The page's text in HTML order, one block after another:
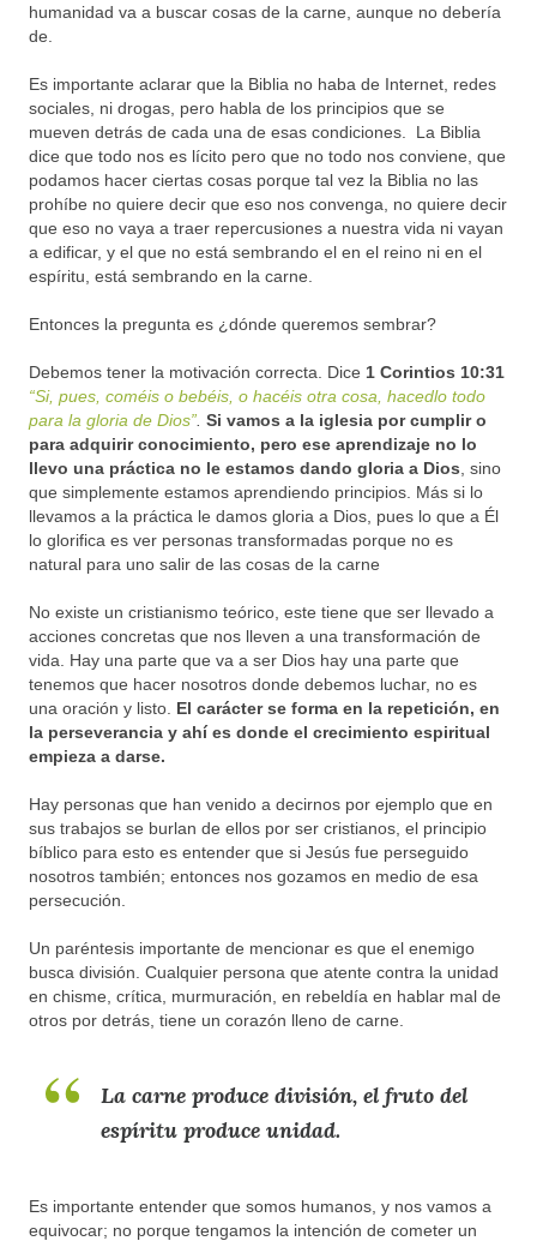
humanidad va a buscar cosas de la carne, aunque no debería
de.
Es importante aclarar que la Biblia no haba de Internet, redes
sociales, ni drogas, pero habla de los principios que se
mueven detrás de cada una de esas condiciones. La Biblia
dice que todo nos es lícito pero que no todo nos conviene, que
podamos hacer ciertas cosas porque tal vez la Biblia no las
prohíbe no quiere decir que eso nos convenga, no quiere decir
que eso no vaya a traer repercusiones a nuestra vida ni vayan
a edificar, y el que no está sembrando el en el reino ni en el
espíritu, está sembrando en la carne.
Entonces la pregunta es ¿dónde queremos sembrar?
Debemos tener la motivación correcta. Dice 1 Corintios 10:31
“Si, pues, coméis o bebéis, o hacéis otra cosa, hacedlo todo
para la gloria de Dios” Si vamos a la iglesia por cumplir o
para adquirir conocimiento, pero ese aprendizaje no lo
llevo una práctica no le estamos dando gloria a Dios , sino
que simplemente estamos aprendiendo principios. Más si lo
llevamos a la práctica le damos gloria a Dios, pues lo que a Él
lo glorifica es ver personas transformadas porque no es
natural para uno salir de las cosas de la carne
No existe un cristianismo teórico, este tiene que ser llevado a
acciones concretas que nos lleven a una transformación de
vida. Hay una parte que va a ser Dios hay una parte que
tenemos que hacer nosotros donde debemos luchar, no es
una oración y listo. El carácter se forma en la repetición, en
la perseverancia y ahí es donde el crecimiento espiritual
empieza a darse.
Hay personas que han venido a decirnos por ejemplo que en
sus trabajos se burlan de ellos por ser cristianos, el principio
bíblico para esto es entender que si Jesús fue perseguido
nosotros también; entonces nos gozamos en medio de esa
persecución.
Un paréntesis importante de mencionar es que el enemigo
busca división. Cualquier persona que atente contra la unidad
en chisme, crítica, murmuración, en rebeldía en hablar mal de
otros por detrás, tiene un corazón lleno de carne.
La carne produce división, el fruto del
espíritu produce unidad.
Es importante entender que somos humanos, y nos vamos a
equivocar; no porque tengamos la intención de cometer un